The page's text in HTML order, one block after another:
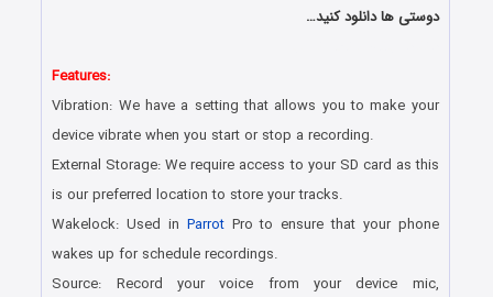
دوستی ها دانلود کنید…
Features:
Vibration: We have a setting that allows you to make your
device vibrate when you start or stop a recording.
External Storage: We require access to your SD card as this
is our preferred location to store your tracks.
Wakelock: Used in ParrotPro to ensure that your phone
wakes up for schedule recordings.
Source: Record your voice from your device mic,